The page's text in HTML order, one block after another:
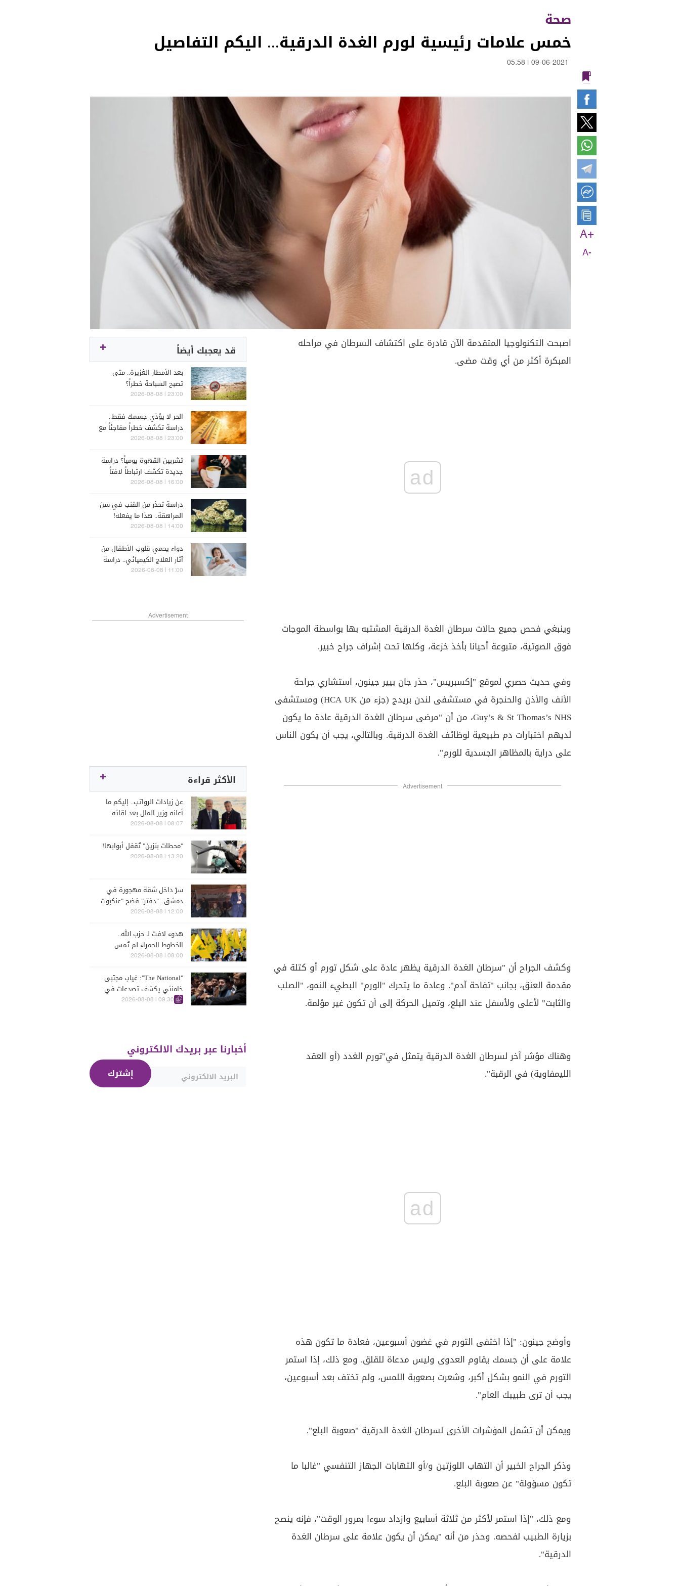
صحة
خمس علامات رئيسية لورم الغدة الدرقية... اليكم التفاصيل
09-06-2021
05:58
A+
A-
اصبحت التكنولوجيا المتقدمة الآن قادرة على اكتشاف السرطان في مراحله
المبكرة أكثر من أي وقت مضى.
ad
وينبغي فحص جميع حالات سرطان الغدة الدرقية المشتبه بها بواسطة الموجات
فوق الصوتية، متبوعة أحيانا بأخذ خزعة، وكلها تحت إشراف جراح خبير.
وفي حديث حصري لموقع "إكسبريس"، حذر جان بيير جينون، استشاري جراحة
الأنف والأذن والحنجرة في مستشفى لندن بريدج (جزء من HCA UK) ومستشفى
Guy’s & St Thomas’s NHS، من أن "مرضى سرطان الغدة الدرقية عادة ما يكون
لديهم اختبارات دم طبيعية لوظائف الغدة الدرقية. وبالتالي، يجب أن يكون الناس
على دراية بالمظاهر الجسدية للورم".
Advertisement
وكشف الجراح أن "سرطان الغدة الدرقية يظهر عادة على شكل تورم أو كتلة في
مقدمة العنق، بجانب "تفاحة آدم". وعادة ما يتحرك "الورم" البطيء النمو، "الصلب
والثابت" لأعلى ولأسفل عند البلع، وتميل الحركة إلى أن تكون غير مؤلمة.
وهناك مؤشر آخر لسرطان الغدة الدرقية يتمثل في"تورم الغدد (أو العقد
الليمفاوية) في الرقبة".
ad
وأوضح جينون: "إذا اختفى التورم في غضون أسبوعين، فعادة ما تكون هذه
علامة على أن جسمك يقاوم العدوى وليس مدعاة للقلق. ومع ذلك، إذا استمر
التورم في النمو بشكل أكبر، وشعرت بصعوبة اللمس، ولم تختف بعد أسبوعين،
يجب أن ترى طبيبك العام".
ويمكن أن تشمل المؤشرات الأخرى لسرطان الغدة الدرقية "صعوبة البلع".
وذكر الجراح الخبير أن التهاب اللوزتين و/أو التهابات الجهاز التنفسي "غالبا ما
تكون مسؤولة" عن صعوبة البلع.
ومع ذلك، "إذا استمر لأكثر من ثلاثة أسابيع وازداد سوءا بمرور الوقت"، فإنه ينصح
بزيارة الطبيب لفحصه. وحذر من أنه "يمكن أن يكون علامة على سرطان الغدة
الدرقية".
قد يعجبك أيضاً
بعد الأمطار الغزيرة.. متى
تصبح السباحة خطراً؟
23:00 | 2026-08-08
الحر لا يؤذي جسمك فقط..
دراسة تكشف خطراً مفاجئاً مع
ارتفاع درجات الحرارة
23:00 | 2026-08-08
تشربين القهوة يومياً؟ دراسة
جديدة تكشف ارتباطاً لافتاً
بسرطان الثدي
16:00 | 2026-08-08
دراسة تحذر من القنب في سن
المراهقة.. هذا ما يفعله!
14:00 | 2026-08-08
دواء يحمي قلوب الأطفال من
آثار العلاج الكيميائي.. دراسة
تكشف نتائج تمتد لسنوات
11:00 | 2026-08-08
Advertisement
الأكثر قراءة
عن زيادات الرواتب.. إليكم ما
أعلنه وزير المال بعد لقائه
الراعي
08:07 | 2026-08-08
"محطات بنزين" تُقفل أبوابها!
13:20 | 2026-08-08
سرّ داخل شقة مهجورة في
دمشق.. "دفتر" فضح "عنكبوت
الأسد"!"
12:00 | 2026-08-08
هدوء لافت لـ حزب الله..
الخطوط الحمراء لم تُمس
08:00 | 2026-08-08
"The National": غياب مجتبى
خامنئي يكشف تصدعات في
مركز القرار الإيراني
09:30 | 2026-08-08
أخبارنا عبر بريدك الالكتروني
إشترك